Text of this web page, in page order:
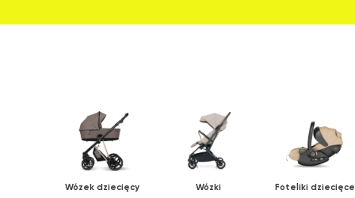
Wózek dziecięcy Wózki Foteliki dziecięce